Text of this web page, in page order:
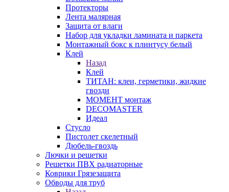
Протекторы
Лента малярная
Защита от влаги
Набор для укладки ламината и паркета
Монтажный бокс к плинтусу белый
Клей
Назад
Клей
ТИТАН: клеи, герметики, жидкие
гвозди
МОМЕНТ монтаж
DECOMASTER
Идеал
Стусло
Пистолет скелетный
Дюбель-гвоздь
Лючки и решетки
Решетки ПВХ радиаторные
Коврики Грязезащита
Обводы для труб